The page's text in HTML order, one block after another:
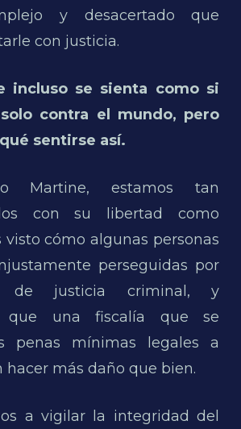
y desacertado que
con justicia.
incluso se sienta como si
contra el mundo, pero
sentirse así.
Martine, estamos tan
con su libertad como
visto cómo algunas personas
perseguidas por
de justicia criminal, y
que una fiscalía que se
penas mínimas legales a
hacer más daño que bien.
a vigilar la integridad del